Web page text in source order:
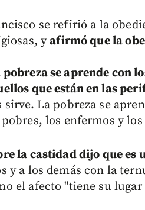
se refirió a la
yafirmó que la
pobreza se aprende con
que están en las
sirve. La pobreza se
los enfermos y
la castidad dijo que es
y a los demás con la
el afecto "tiene su